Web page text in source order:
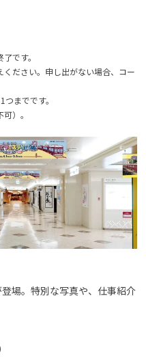
です。
ください。申し出がない場合、コー
までです。
）。
場。特別な写真や、仕事紹介